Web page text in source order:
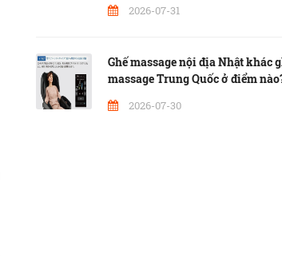
2026-07-31
Ghế massage nội địa Nhật khác
massage Trung Quốc ở điểm
2026-07-30